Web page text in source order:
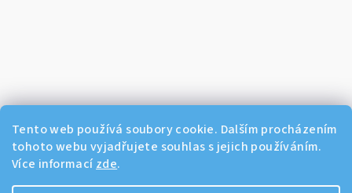
Tento web používá soubory cookie. Dalším procházením
tohoto webu vyjadřujete souhlas s jejich používáním.
Více informací zde.